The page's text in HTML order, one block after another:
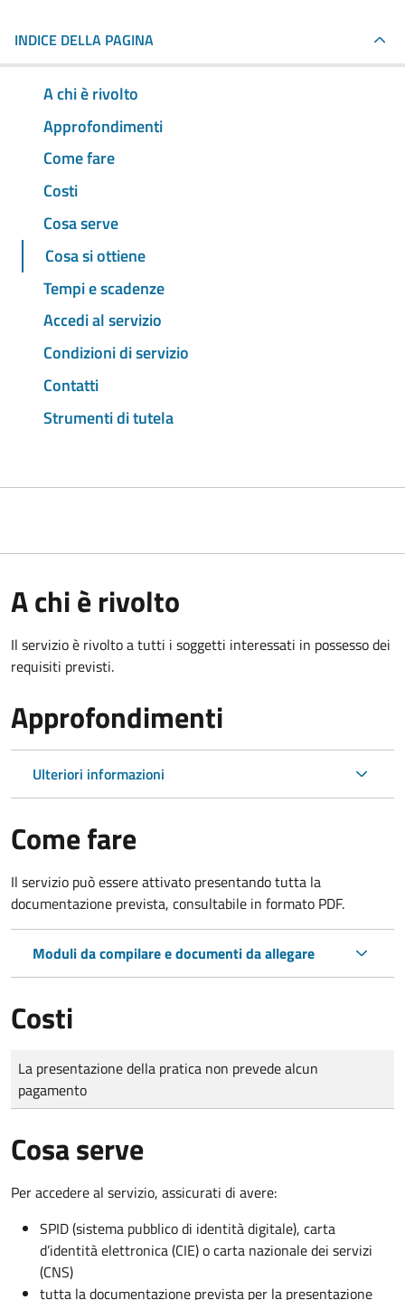
INDICE DELLA PAGINA
A chi è rivolto
Approfondimenti
Come fare
Costi
Cosa serve
Cosa si ottiene
Tempi e scadenze
Accedi al servizio
Condizioni di servizio
Contatti
Strumenti di tutela
A chi è rivolto
Il servizio è rivolto a tutti i soggetti interessati in possesso dei
requisiti previsti.
Approfondimenti
Ulteriori informazioni
Come fare
Il servizio può essere attivato presentando tutta la
documentazione prevista, consultabile in formato PDF.
Moduli da compilare e documenti da allegare
Costi
Tipo di pagamento
Importo
La presentazione della pratica non prevede alcun
pagamento
Cosa serve
Per accedere al servizio, assicurati di avere:
SPID (sistema pubblico di identità digitale), carta
d’identità elettronica (CIE) o carta nazionale dei servizi
(CNS)
tutta la documentazione prevista per la presentazione